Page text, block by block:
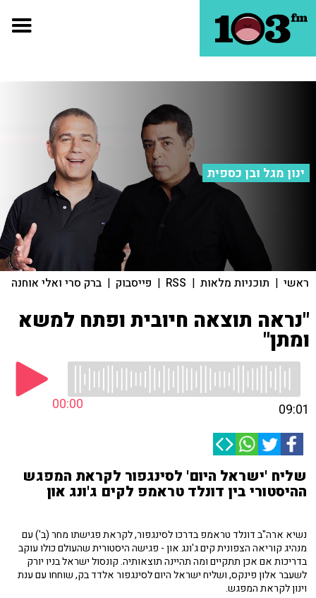
ינון מגל ובן כספית
ראשי | תוכניות מלאות |
RSS
| פייסבוק | ברק סרי ואלי אוחנה
"נראה תוצאה חיובית ופתח למשא
ומתן"
00:00 09:01
שליח 'ישראל היום' לסינגפור לקראת המפגש
ההיסטורי בין דונלד טראמפ לקים ג'ונג און
נשיא ארה"ב דונלד טראמפ בדרכו לסינגפור, לקראת פגישתו מחר (ב') עם
מנהיג קוריאה הצפונית קים ג'ונג און - פגישה היסטורית שהעולם כולו עוקב
בדריכות אם אכן תתקיים ומה תהיינה תוצאותיה. קונסול ישראל בניו יורק
לשעבר אלון פינקס, ושליח ישראל היום לסינגפור אלדד בק, שוחחו עם ענת
וינון לקראת המפגש.